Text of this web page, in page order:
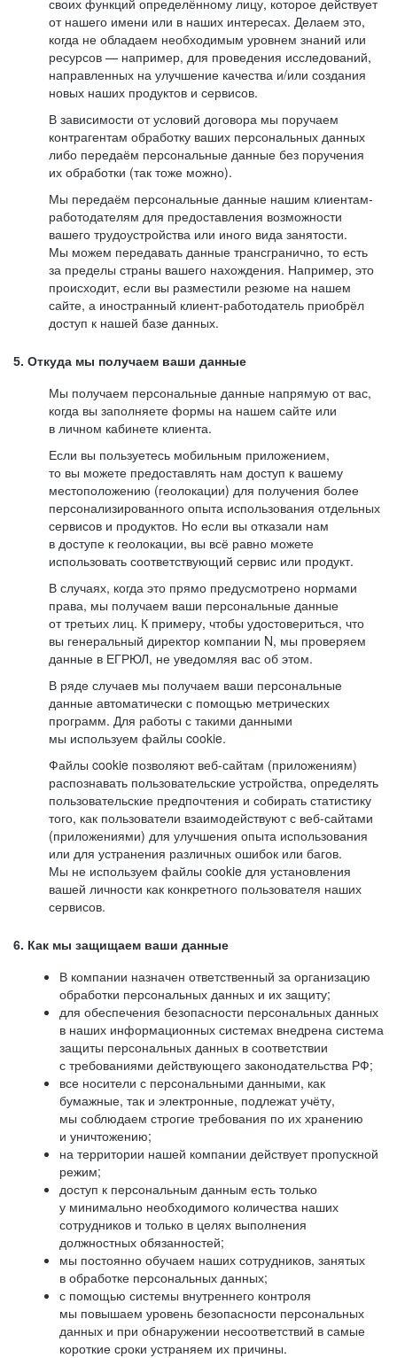
своих функций определённому лицу, которое действует
от нашего имени или в наших интересах. Делаем это,
когда не обладаем необходимым уровнем знаний или
ресурсов — например, для проведения исследований,
направленных на улучшение качества и/или создания
новых наших продуктов и сервисов.
В зависимости от условий договора мы поручаем
контрагентам обработку ваших персональных данных
либо передаём персональные данные без поручения
их обработки (так тоже можно).
Мы передаём персональные данные нашим клиентам-
работодателям для предоставления возможности
вашего трудоустройства или иного вида занятости.
Мы можем передавать данные трансгранично, то есть
за пределы страны вашего нахождения. Например, это
происходит, если вы разместили резюме на нашем
сайте, а иностранный клиент-работодатель приобрёл
доступ к нашей базе данных.
5. Откуда мы получаем ваши данные
Мы получаем персональные данные напрямую от вас,
когда вы заполняете формы на нашем сайте или
в личном кабинете клиента.
Если вы пользуетесь мобильным приложением,
то вы можете предоставлять нам доступ к вашему
местоположению (геолокации) для получения более
персонализированного опыта использования отдельных
сервисов и продуктов. Но если вы отказали нам
в доступе к геолокации, вы всё равно можете
использовать соответствующий сервис или продукт.
В случаях, когда это прямо предусмотрено нормами
права, мы получаем ваши персональные данные
от третьих лиц. К примеру, чтобы удостовериться, что
вы генеральный директор компании N, мы проверяем
данные в ЕГРЮЛ, не уведомляя вас об этом.
В ряде случаев мы получаем ваши персональные
данные автоматически с помощью метрических
программ. Для работы с такими данными
мы используем файлы cookie.
Файлы cookie позволяют веб-сайтам (приложениям)
распознавать пользовательские устройства, определять
пользовательские предпочтения и собирать статистику
того, как пользователи взаимодействуют с веб-сайтами
(приложениями) для улучшения опыта использования
или для устранения различных ошибок или багов.
Мы не используем файлы cookie для установления
вашей личности как конкретного пользователя наших
сервисов.
6. Как мы защищаем ваши данные
В компании назначен ответственный за организацию
обработки персональных данных и их защиту;
для обеспечения безопасности персональных данных
в наших информационных системах внедрена система
защиты персональных данных в соответствии
с требованиями действующего законодательства РФ;
все носители с персональными данными, как
бумажные, так и электронные, подлежат учёту,
мы соблюдаем строгие требования по их хранению
и уничтожению;
на территории нашей компании действует пропускной
режим;
доступ к персональным данным есть только
у минимально необходимого количества наших
сотрудников и только в целях выполнения
должностных обязанностей;
мы постоянно обучаем наших сотрудников, занятых
в обработке персональных данных;
с помощью системы внутреннего контроля
мы повышаем уровень безопасности персональных
данных и при обнаружении несоответствий в самые
короткие сроки устраняем их причины.